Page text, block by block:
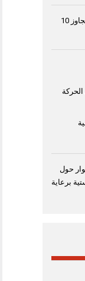
إنتاج القمح في مصر خلال موسم 2026، يتجاوز 10
يعزز الحوار حول
برعاية